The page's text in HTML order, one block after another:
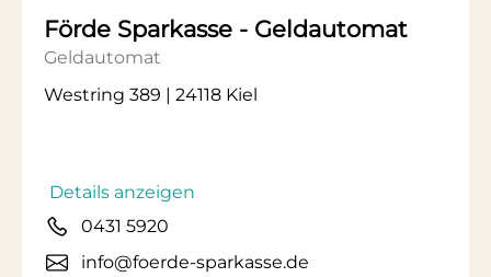
Förde Sparkasse - Geldautomat
Geldautomat
Westring 389 | 24118 Kiel
Details anzeigen
0431 5920
info@foerde-sparkasse.de